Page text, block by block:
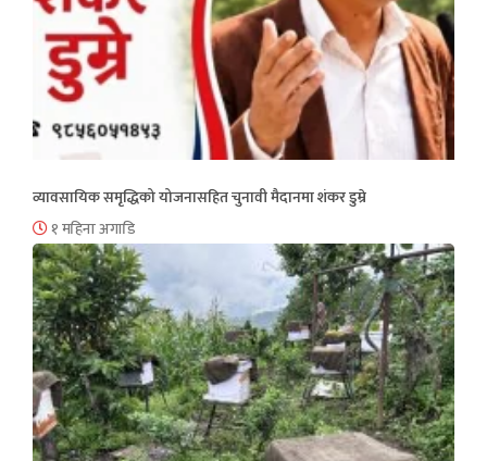
व्यावसायिक समृद्धिको योजनासहित चुनावी मैदानमा शंकर डुम्रे
१ महिना अगाडि